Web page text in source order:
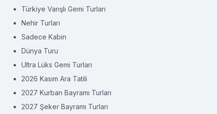
Türkiye Varışlı Gemi Turları
Nehir Turları
Sadece Kabin
Dünya Turu
Ultra Lüks Gemi Turları
2026 Kasım Ara Tatili
2027 Kurban Bayramı Turları
2027 Şeker Bayramı Turları